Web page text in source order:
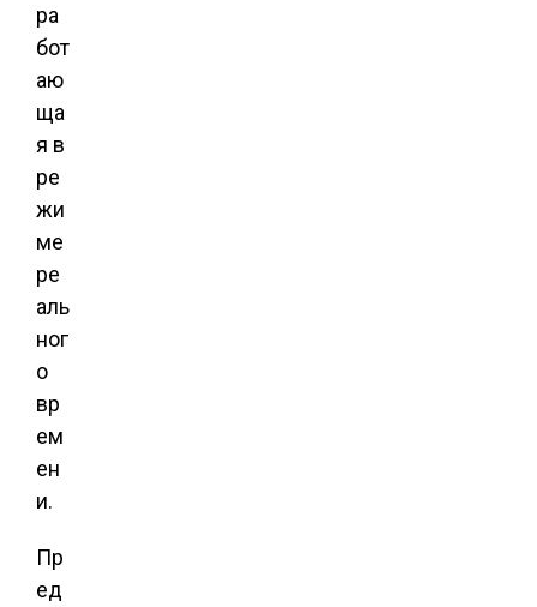
ра
бот
аю
ща
я в
ре
жи
ме
ре
аль
ног
о
вр
ем
ен
и.
Пр
ед